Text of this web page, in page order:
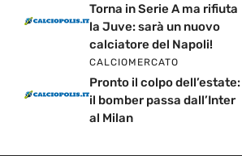
Torna in Serie A ma rifiuta
la Juve: sarà un nuovo
calciatore del Napoli!
CALCIOMERCATO
Pronto il colpo dell’estate:
il bomber passa dall’Inter
al Milan